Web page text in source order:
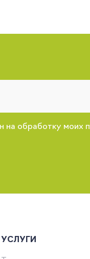
на обработку моих
УСЛУГИ